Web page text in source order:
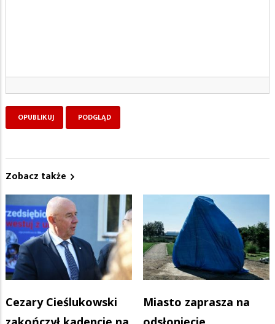
Zobacz także
Cezary Cieślukowski
Miasto zaprasza na